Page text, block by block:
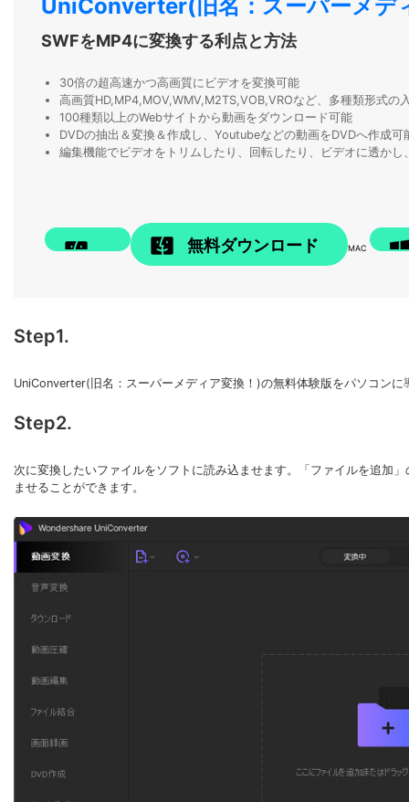
UniConverter(旧名：スーパーメデ
SWFをMP4に変換する利点と方法
30倍の超高速かつ高画質にビデオを変換可能
高画質HD,MP4,MOV,WMV,M2TS,VOB,VROなど、多種類形式の
100種類以上のWebサイトから動画をダウンロード可能
DVDの抽出＆変換＆作成し、Youtubeなどの動画をDVDへ作成可
編集機能でビデオをトリムしたり、回転したり、ビデオに透か
無料ダウンロード MAC
Step1.
UniConverter(旧名：スーパーメディア変換！)の無料体験版をパソコン
Step2.
次に変換したいファイルをソフトに読み込ませます。「ファイルを追加
ませることができます。